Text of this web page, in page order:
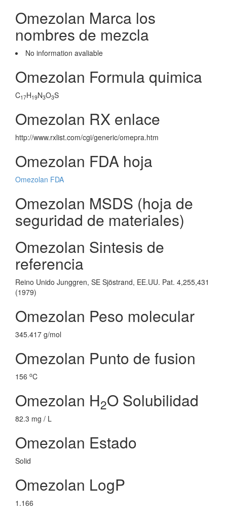
Omezolan Marca los
nombres de mezcla
No information avaliable
Omezolan Formula quimica
C17H19N3O3S
Omezolan RX enlace
http://www.rxlist.com/cgi/generic/omepra.htm
Omezolan FDA hoja
Omezolan FDA
Omezolan MSDS (hoja de
seguridad de materiales)
Omezolan Sintesis de
referencia
Reino Unido Junggren, SE Sjöstrand, EE.UU. Pat. 4,255,431
(1979)
Omezolan Peso molecular
345.417 g/mol
Omezolan Punto de fusion
156 oC
Omezolan H2O Solubilidad
82.3 mg / L
Omezolan Estado
Solid
Omezolan LogP
1.166